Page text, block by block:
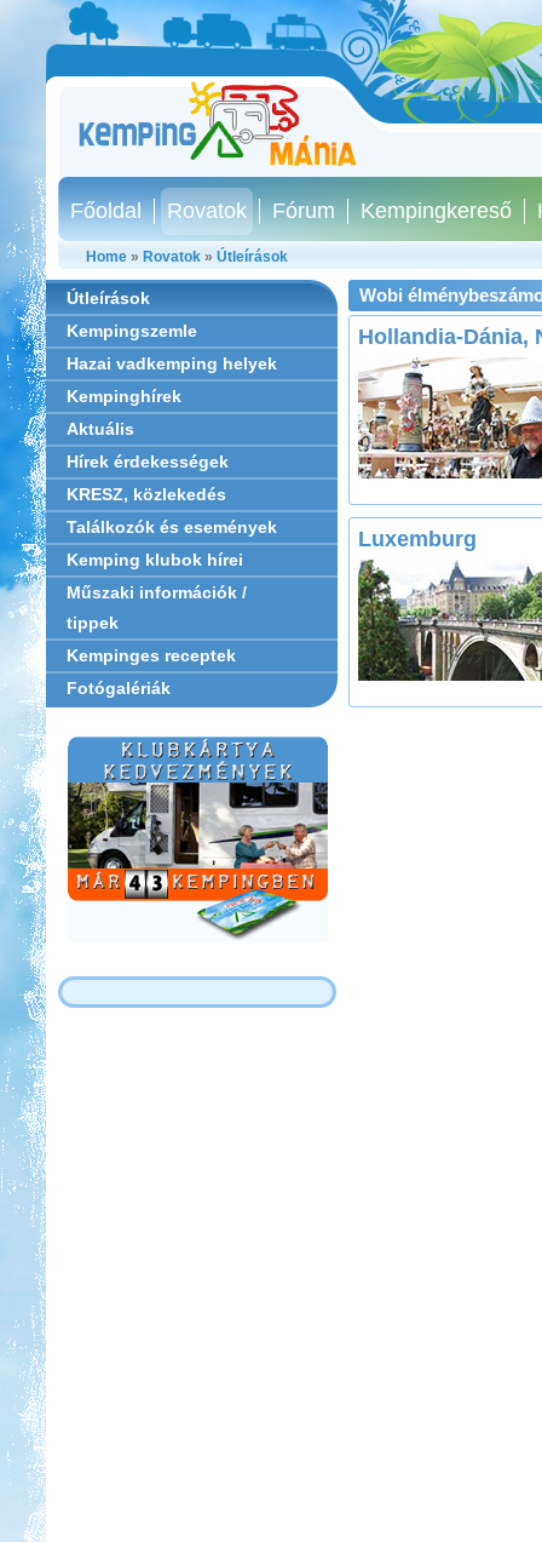
Főoldal Rovatok Fórum Kempingkereső
Home » Rovatok » Útleírások
Útleírások
Kempingszemle
Hazai vadkemping helyek
Kempinghírek
Aktuális
Hírek érdekességek
KRESZ, közlekedés
Találkozók és események
Kemping klubok hírei
Műszaki információk /
tippek
Kempinges receptek
Fotógalériák
Wobi
Hollandia-Dánia,
Luxemburg